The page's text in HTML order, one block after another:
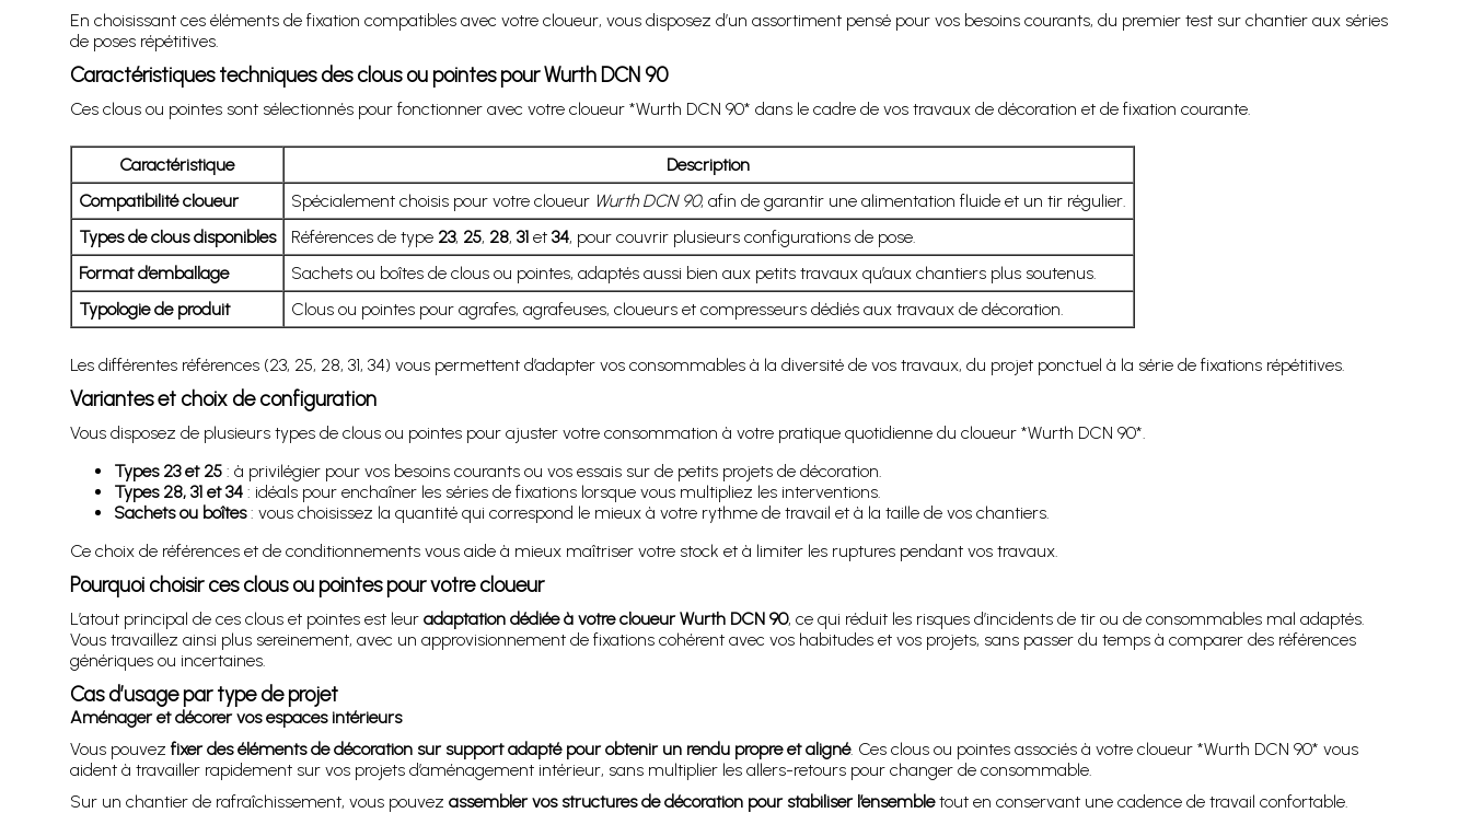
En choisissant ces éléments de fixation compatibles avec votre cloueur, vous disposez d’un assortiment pensé pour vos besoins courants, du premier test sur chantier aux séries
de poses répétitives.
Caractéristiques techniques des clous ou pointes pour Wurth DCN 90
Ces clous ou pointes sont sélectionnés pour fonctionner avec votre cloueur *Wurth DCN 90* dans le cadre de vos travaux de décoration et de fixation courante.
Caractéristique
Description
Compatibilité cloueur
Spécialement choisis pour votre cloueur Wurth DCN 90, afin de garantir une alimentation fluide et un tir régulier.
Types de clous disponibles
Références de type 23, 25, 28, 31et 34, pour couvrir plusieurs configurations de pose.
Format d’emballage
Sachets ou boîtes de clous ou pointes, adaptés aussi bien aux petits travaux qu’aux chantiers plus soutenus.
Typologie de produit
Clous ou pointes pour agrafes, agrafeuses, cloueurs et compresseurs dédiés aux travaux de décoration.
Les différentes références (23, 25, 28, 31, 34) vous permettent d’adapter vos consommables à la diversité de vos travaux, du projet ponctuel à la série de fixations répétitives.
Variantes et choix de configuration
Vous disposez de plusieurs types de clous ou pointes pour ajuster votre consommation à votre pratique quotidienne du cloueur *Wurth DCN 90*.
Types 23 et 25: à privilégier pour vos besoins courants ou vos essais sur de petits projets de décoration.
Types 28, 31 et 34: idéals pour enchaîner les séries de fixations lorsque vous multipliez les interventions.
Sachets ou boîtes: vous choisissez la quantité qui correspond le mieux à votre rythme de travail et à la taille de vos chantiers.
Ce choix de références et de conditionnements vous aide à mieux maîtriser votre stock et à limiter les ruptures pendant vos travaux.
Pourquoi choisir ces clous ou pointes pour votre cloueur
L’atout principal de ces clous et pointes est leur adaptation dédiée à votre cloueur Wurth DCN 90, ce qui réduit les risques d’incidents de tir ou de consommables mal adaptés.
Vous travaillez ainsi plus sereinement, avec un approvisionnement de fixations cohérent avec vos habitudes et vos projets, sans passer du temps à comparer des références
génériques ou incertaines.
Cas d’usage par type de projet
Aménager et décorer vos espaces intérieurs
Vous pouvez fixer des éléments de décoration sur support adapté pour obtenir un rendu propre et aligné. Ces clous ou pointes associés à votre cloueur *Wurth DCN 90* vous
aident à travailler rapidement sur vos projets d’aménagement intérieur, sans multiplier les allers-retours pour changer de consommable.
Sur un chantier de rafraîchissement, vous pouvez assembler vos structures de décoration pour stabiliser l’ensembletout en conservant une cadence de travail confortable.